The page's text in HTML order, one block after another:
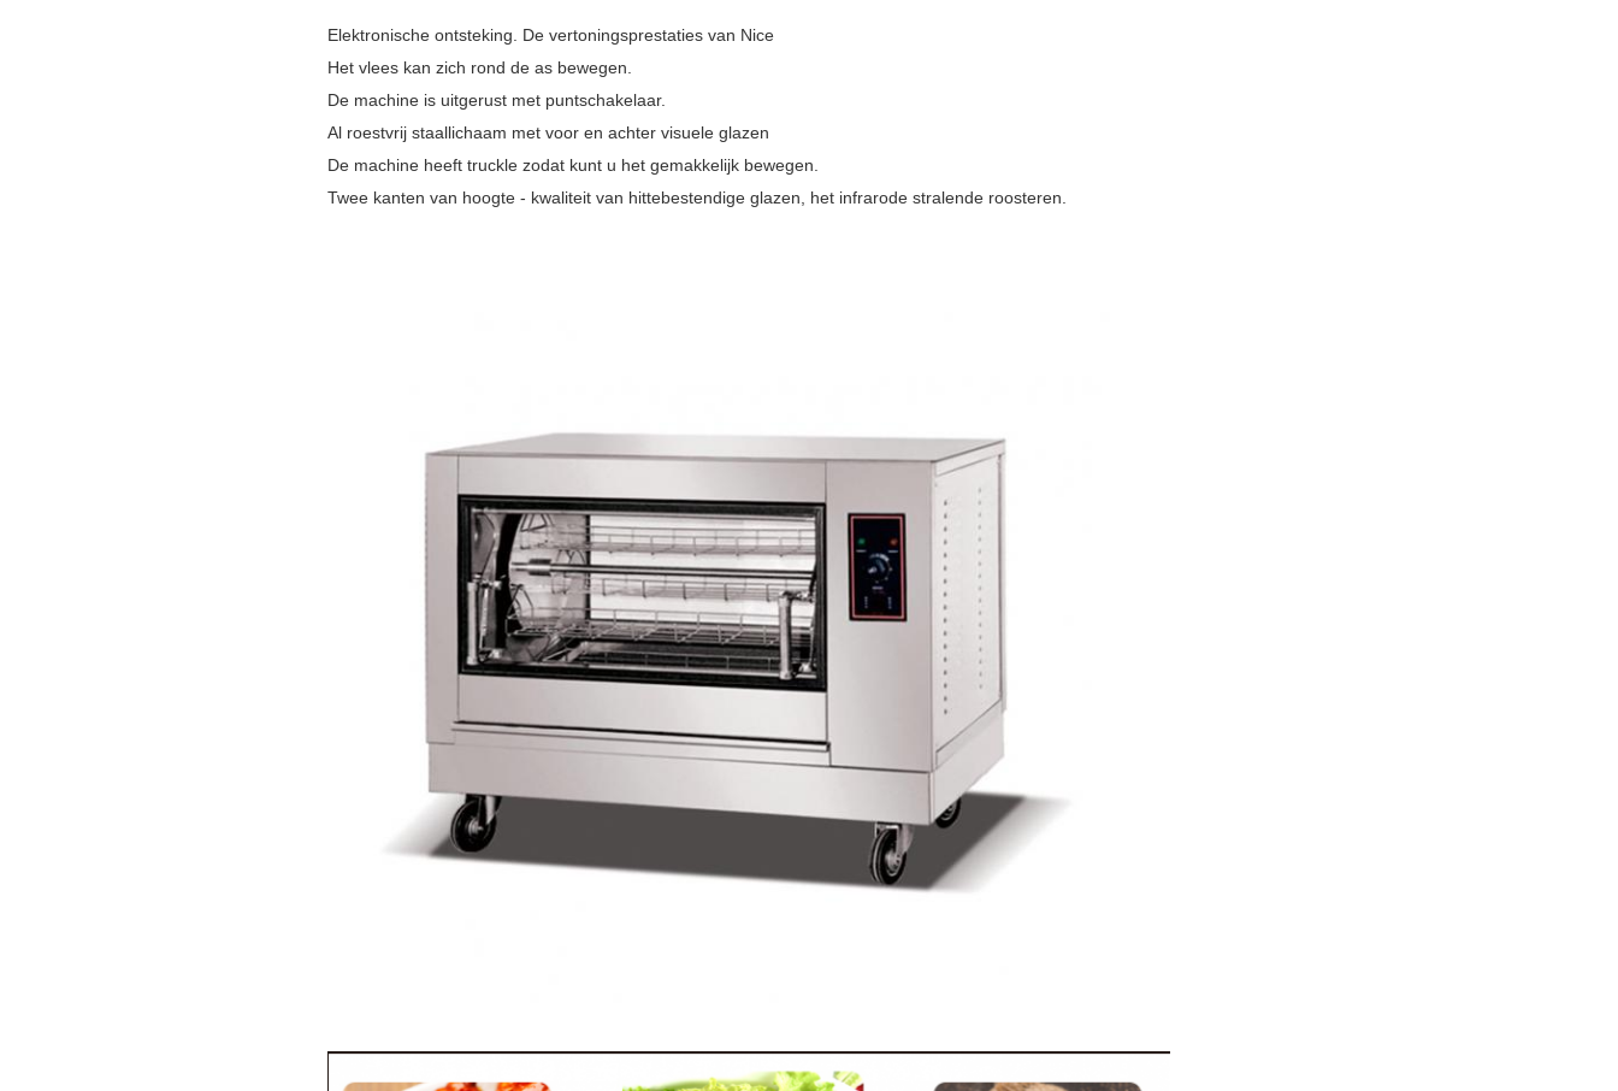
Elektronische ontsteking. De vertoningsprestaties van Nice
Het vlees kan zich rond de as bewegen.
De machine is uitgerust met puntschakelaar.
Al roestvrij staallichaam met voor en achter visuele glazen
De machine heeft truckle zodat kunt u het gemakkelijk bewegen.
Twee kanten van hoogte - kwaliteit van hittebestendige glazen, het infrarode stralende roosteren.